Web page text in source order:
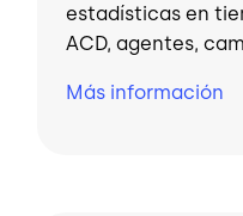
estadísticas en
ACD, agentes,
Más información